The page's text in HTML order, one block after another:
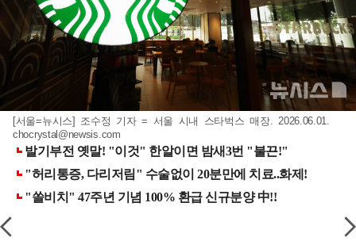
[서울=뉴시스] 조수정 기자 = 서울 시내 스타벅스 매장. 2026.06.01.
chocrystal@newsis.com